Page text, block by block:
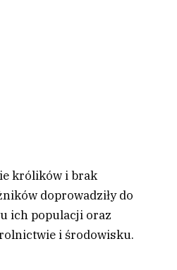
królików i brak
doprowadziły do
ich populacji oraz
i środowisku.